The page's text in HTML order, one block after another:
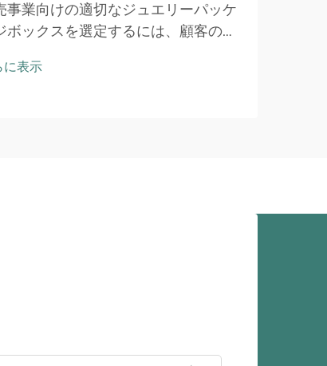
事業向けの適切なジュエリーパッケ
ボックスを選定するには、顧客の印
複数の要素を慎重に検討する必要が
に表示